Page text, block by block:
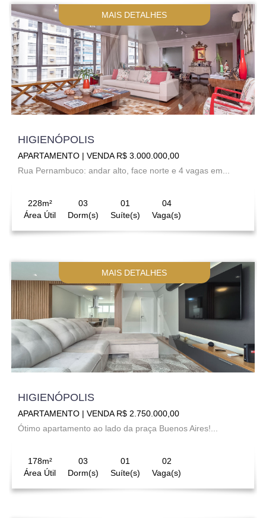
MAIS DETALHES
HIGIENÓPOLIS
APARTAMENTO | VENDA R$ 3.000.000,00
Rua Pernambuco: andar alto, face norte e 4 vagas em...
228m²
Área Útil
03
Dorm(s)
01
Suíte(s)
04
Vaga(s)
MAIS DETALHES
HIGIENÓPOLIS
APARTAMENTO | VENDA R$ 2.750.000,00
Ótimo apartamento ao lado da praça Buenos Aires!...
178m²
Área Útil
03
Dorm(s)
01
Suíte(s)
02
Vaga(s)